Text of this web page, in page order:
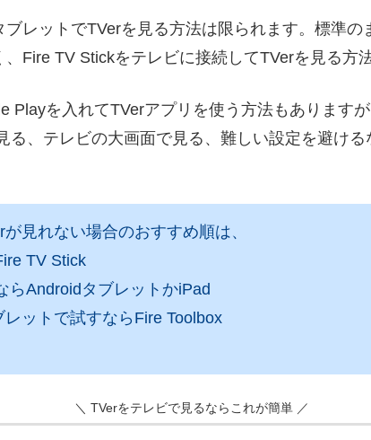
レットでTVerを見る方法は限られます。標準の
Fire TV Stickをテレビに接続してTVerを見る方
Playを入れてTVerアプリを使う方法もあります
る、テレビの大画面で見る、難しい設定を避け
見れない場合のおすすめ順は、
TV Stick
らAndroidタブレットかiPad
ットで試すならFire Toolbox
＼ TVerをテレビで見るならこれが簡単 ／